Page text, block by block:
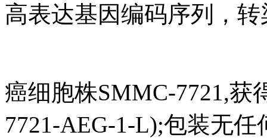
高表达基因编码序列，转
癌细胞株SMMC-7721,获
7721-AEG-1-L);包装无